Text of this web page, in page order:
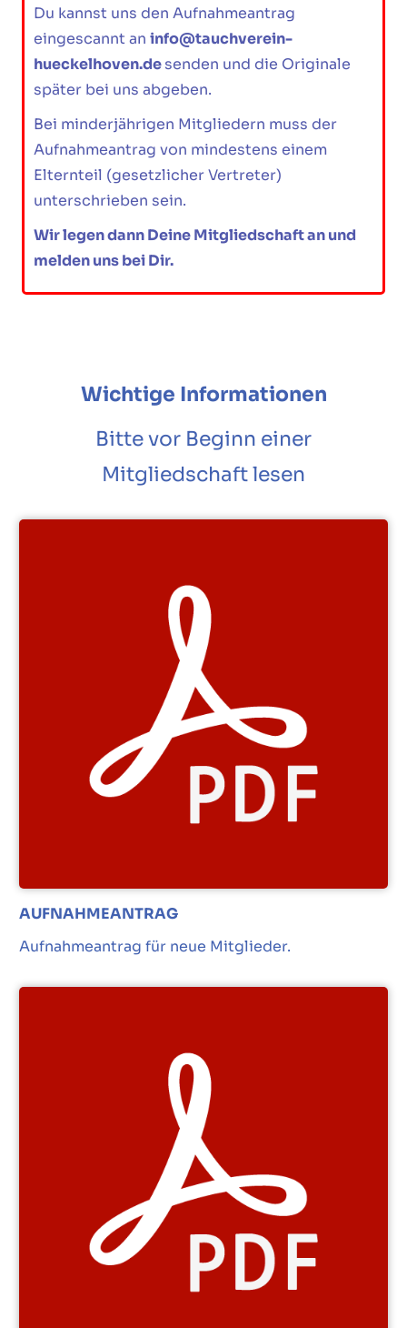
Du kannst uns den Aufnahmeantrag
eingescannt an info@tauchverein-
hueckelhoven.desenden und die Originale
später bei uns abgeben.
Bei minderjährigen Mitgliedern muss der
Aufnahmeantrag von mindestens einem
Elternteil (gesetzlicher Vertreter)
unterschrieben sein.
Wir legen dann Deine Mitgliedschaft an und
melden uns bei Dir.
Wichtige Informationen
Bitte vor Beginn einer
Mitgliedschaft lesen
AUFNAHMEANTRAG
Aufnahmeantrag für neue Mitglieder.